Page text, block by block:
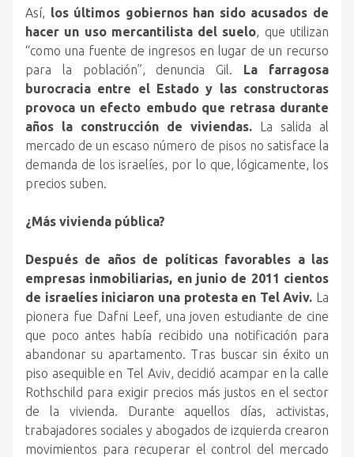
Así, los últimos gobiernos han sido acusados de
hacer un uso mercantilista del suelo, que utilizan
“como una fuente de ingresos en lugar de un recurso
para la población”, denuncia Gil. La farragosa
burocracia entre el Estado y las constructoras
provoca un efecto embudo que retrasa durante
años la construcción de viviendas. La salida al
mercado de un escaso número de pisos no satisface la
demanda de los israelíes, por lo que, lógicamente, los
precios suben.
¿Más vivienda pública?
Después de años de políticas favorables a las
empresas inmobiliarias, en junio de 2011 cientos
de israelíes iniciaron una protesta en Tel Aviv. La
pionera fue Dafni Leef, una joven estudiante de cine
que poco antes había recibido una notificación para
abandonar su apartamento. Tras buscar sin éxito un
piso asequible en Tel Aviv, decidió acampar en la calle
Rothschild para exigir precios más justos en el sector
de la vivienda. Durante aquellos días, activistas,
trabajadores sociales y abogados de izquierda crearon
movimientos para recuperar el control del mercado